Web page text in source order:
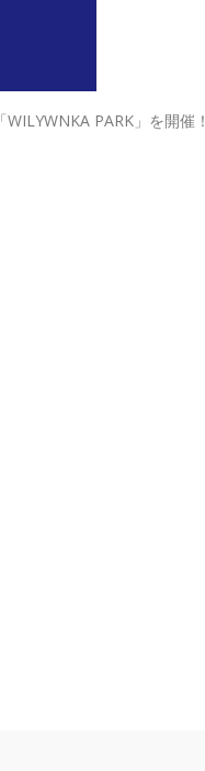
PARK」を開催！